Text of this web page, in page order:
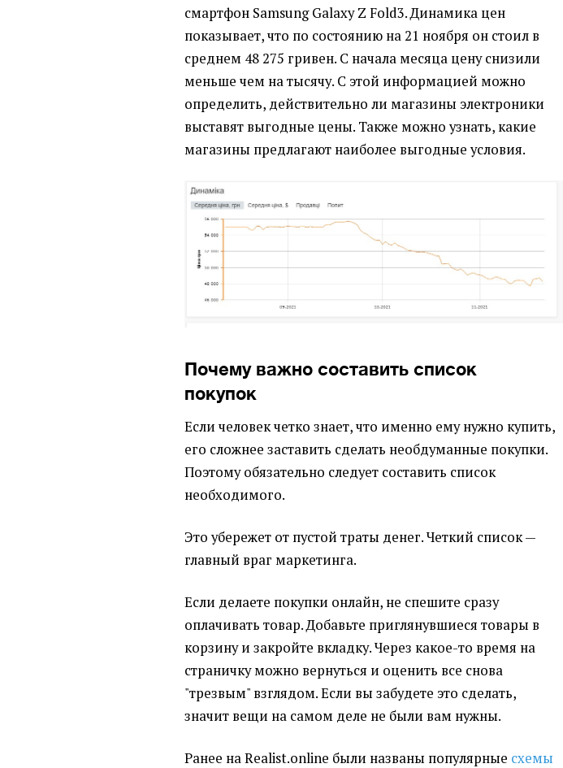
смартфон Samsung Galaxy Z Fold3. Динамика цен
показывает, что по состоянию на 21 ноября он стоил в
среднем 48 275 гривен. С начала месяца цену снизили
меньше чем на тысячу. С этой информацией можно
определить, действительно ли магазины электроники
выставят выгодные цены. Также можно узнать, какие
магазины предлагают наиболее выгодные условия.
Почему важно составить список
покупок
Если человек четко знает, что именно ему нужно купить,
его сложнее заставить сделать необдуманные покупки.
Поэтому обязательно следует составить список
необходимого.
Это убережет от пустой траты денег. Четкий список —
главный враг маркетинга.
Если делаете покупки онлайн, не спешите сразу
оплачивать товар. Добавьте приглянувшиеся товары в
корзину и закройте вкладку. Через какое-то время на
страничку можно вернуться и оценить все снова
"трезвым" взглядом. Если вы забудете это сделать,
значит вещи на самом деле не были вам нужны.
Ранее на Realist.online были названы популярные схемы